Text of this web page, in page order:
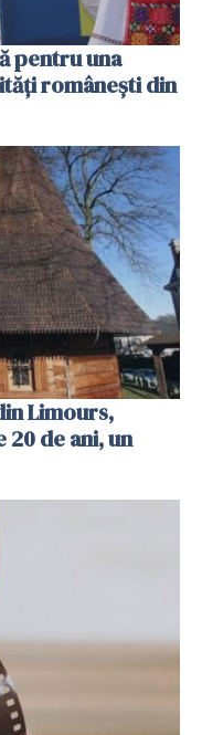
pentru una
românești din
Limours,
de ani, un